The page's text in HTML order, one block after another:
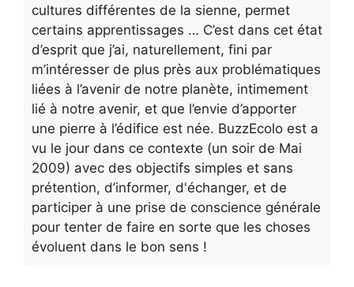
cultures différentes de la sienne, permet
certains apprentissages … C’est dans cet état
d’esprit que j’ai, naturellement, fini par
m’intéresser de plus près aux problématiques
liées à l’avenir de notre planète, intimement
lié à notre avenir, et que l’envie d’apporter
une pierre à l’édifice est née. BuzzEcolo est a
vu le jour dans ce contexte (un soir de Mai
2009) avec des objectifs simples et sans
prétention, d’informer, d'échanger, et de
participer à une prise de conscience générale
pour tenter de faire en sorte que les choses
évoluent dans le bon sens !